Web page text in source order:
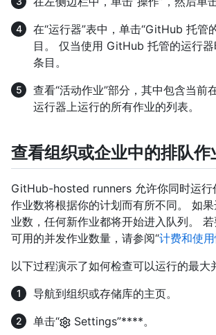
在“运行器”表中，单击“GitHub 托管
目。 仅当使用 GitHub 托管的运行
条目。
查看“活动作业”部分，其中包含当前
运行器上运行的所有作业的列表。
查看组织或企业中的排队作
GitHub-hosted runners 允许你同时运行
作业数将根据你的计划而有所不同。 如
业数，任何新作业都将开始进入队列。
可用的并发作业数量，请参阅“计费和使
以下过程演示了如何检查可以运行的最大
导航到组织或存储库的主页。
单击“
Settings”****。